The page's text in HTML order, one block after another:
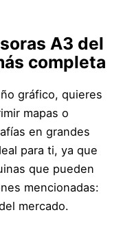
A3 del
completa
gráfico, quieres
mapas o
en grandes
para ti, ya que
que pueden
mencionadas:
mercado.